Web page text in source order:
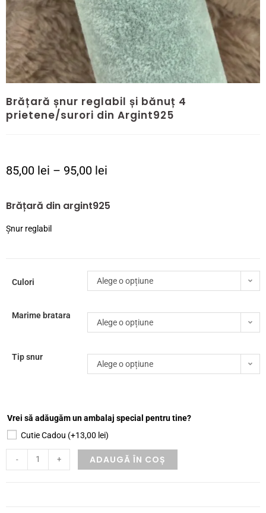
Brățară șnur reglabil și bănuț 4
prietene/surori din Argint925
85,00 lei – 95,00 lei
Brățară din argint925
Șnur reglabil
Culori Alege o opțiune
Marime bratara
Alege o opțiune
Tip snur
Alege o opțiune
Vrei să adăugăm un ambalaj special pentru tine?
Cutie Cadou (+13,00 lei)
- + ADAUGĂ ÎN COȘ